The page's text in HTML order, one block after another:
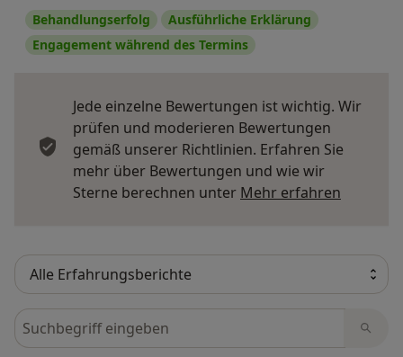
Behandlungserfolg
Ausführliche Erklärung
Engagement während des Termins
Jede einzelne Bewertungen ist wichtig. Wir
prüfen und moderieren Bewertungen
gemäß unserer Richtlinien. Erfahren Sie
mehr über Bewertungen und wie wir
Sterne berechnen unter Mehr erfahren
Bewertungen durchsuchen